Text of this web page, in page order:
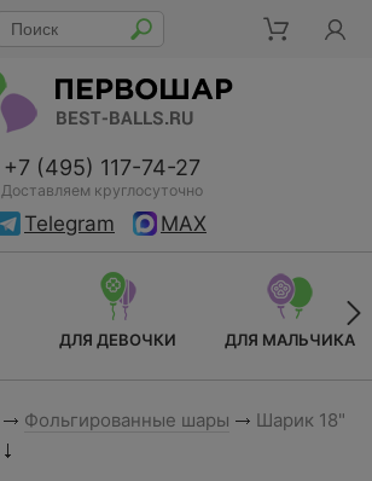
+7 (495) 117-74-27
Доставляем круглосуточно
Telegram MAX
ДЛЯ ДЕВОЧКИ ДЛЯ МАЛЬЧИКА
Фольгированные шары
Шарик 18"